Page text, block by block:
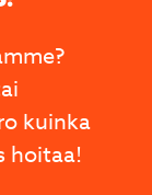
kuinka
hoitaa!